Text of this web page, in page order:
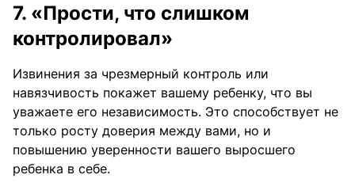
7. «Прости, что слишком
контролировал»
Извинения за чрезмерный контроль или
навязчивость покажет вашему ребенку, что вы
уважаете его независимость. Это способствует не
только росту доверия между вами, но и
повышению уверенности вашего выросшего
ребенка в себе.